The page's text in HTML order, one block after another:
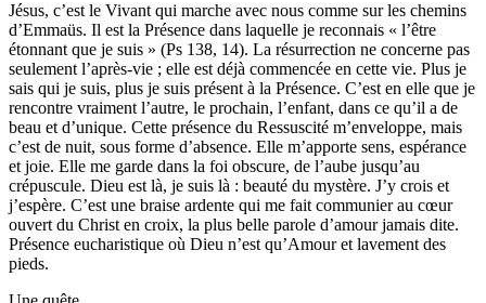
Jésus, c’est le Vivant qui marche avec nous comme sur les chemins
d’Emmaüs. Il est la Présence dans laquelle je reconnais « l’être
étonnant que je suis » (Ps 138, 14). La résurrection ne concerne pas
seulement l’après-vie ; elle est déjà commencée en cette vie. Plus je
sais qui je suis, plus je suis présent à la Présence. C’est en elle que je
rencontre vraiment l’autre, le prochain, l’enfant, dans ce qu’il a de
beau et d’unique. Cette présence du Ressuscité m’enveloppe, mais
c’est de nuit, sous forme d’absence. Elle m’apporte sens, espérance
et joie. Elle me garde dans la foi obscure, de l’aube jusqu’au
crépuscule. Dieu est là, je suis là : beauté du mystère. J’y crois et
j’espère. C’est une braise ardente qui me fait communier au cœur
ouvert du Christ en croix, la plus belle parole d’amour jamais dite.
Présence eucharistique où Dieu n’est qu’Amour et lavement des
pieds.